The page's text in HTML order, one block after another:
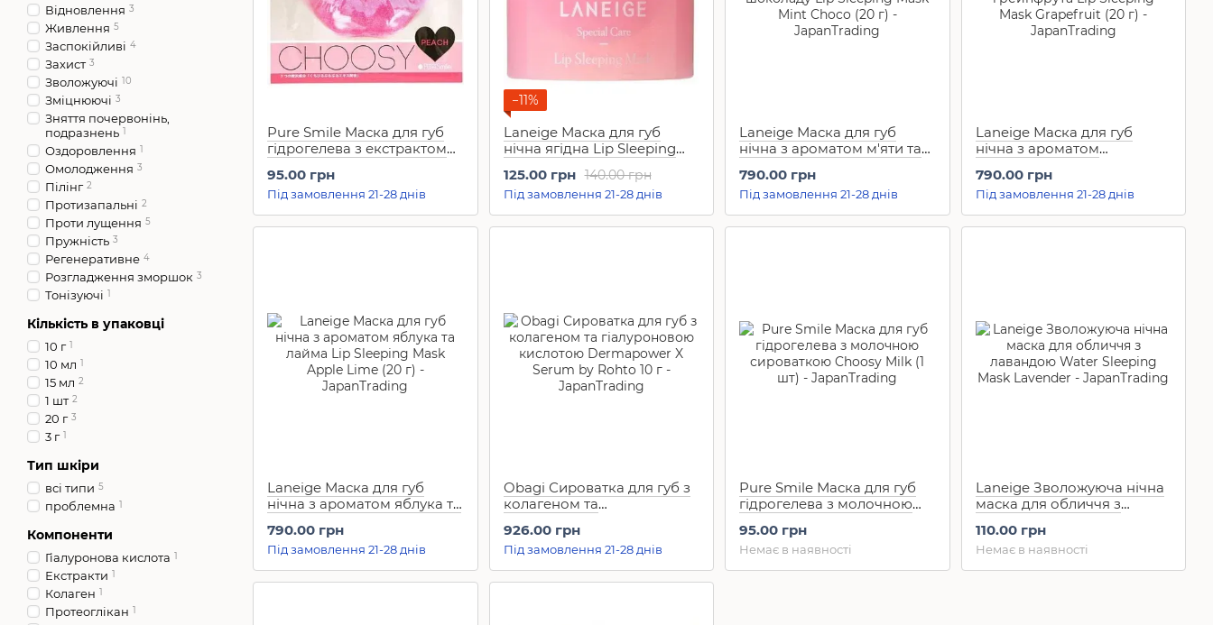
Pure Smile Маска для губ
гідрогелева з екстрактом
шт)
95.00 грн
Під замовлення 21-28 днів
−11%
Laneige Маска для губ
нічна ягідна Lip Sleeping
140.00 грн
125.00 грн
Під замовлення 21-28 днів
Laneige Маска для губ
нічна з ароматом м'яти та
Mask Mint Choco (20 г)
790.00 грн
Під замовлення 21-28 днів
Laneige Маска для губ
нічна з ароматом
Mask Grapefruit (20 г)
790.00 грн
Під замовлення 21-28 днів
Laneige Маска для губ
нічна з ароматом яблука та
Apple Lime (20 г)
790.00 грн
Під замовлення 21-28 днів
Obagi Сироватка для губ з
колагеном та
Dermapower X Serum by
Rohto 10 г
926.00 грн
Під замовлення 21-28 днів
Pure Smile Маска для губ
гідрогелева з молочною
шт)
95.00 грн
Немає в наявності
Laneige Зволожуюча нічна
маска для обличчя з
Mask Lavender (15 мл)
110.00 грн
Немає в наявності
Відновлення 3
Живлення 5
Заспокійливі 4
Захист 3
Зволожуючі 10
Зміцнюючі 3
Зняття почервонінь,
подразнень 1
Оздоровлення 1
Омолодження 3
Пілінг 2
Протизапальні 2
Проти лущення 5
Пружність 3
Регенеративне 4
Розгладження зморшок 3
Тонізуючі 1
Кількість в упаковці
10 г 1
10 мл 1
15 мл 2
1 шт 2
20 г 3
3 г 1
Тип шкіри
всі типи 5
проблемна 1
Компоненти
Гіалуронова кислота 1
Екстракти 1
Колаген 1
Протеоглікан 1